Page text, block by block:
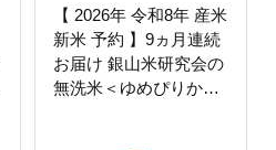
【 2026年 令和8年 産米
新米 予約 】9ヵ月連続
お届け 銀山米研究会の
無洗米＜ゆめぴりか＞